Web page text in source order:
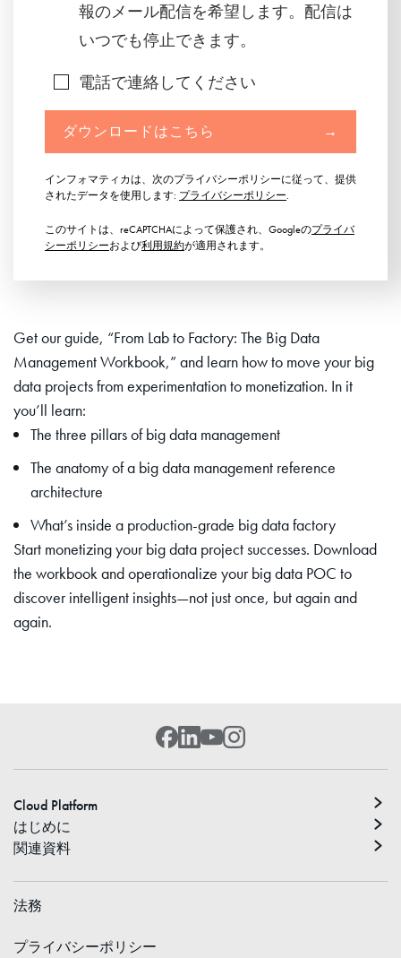
報のメール配信を希望します。配信は
いつでも停止できます。
電話で連絡してください
ダウンロードはこちら →
インフォマティカは、次のプライバシーポリシーに従って、提供
されたデータを使用します: プライバシーポリシー.
このサイトは、reCAPTCHAによって保護され、Googleのプライバ
シーポリシーおよび利用規約が適用されます。
Get our guide, “From Lab to Factory: The Big Data
Management Workbook,” and learn how to move your big
data projects from experimentation to monetization. In it
you’ll learn:
The three pillars of big data management
The anatomy of a big data management reference
architecture
What’s inside a production-grade big data factory
Start monetizing your big data project successes. Download
the workbook and operationalize your big data POC to
discover intelligent insights—not just once, but again and
again.
Cloud Platform
はじめに
関連資料
法務
プライバシーポリシー